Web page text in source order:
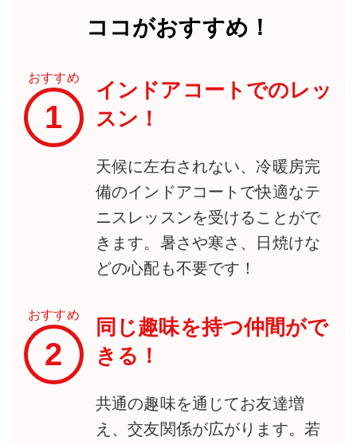
ココがおすすめ！
おすすめ
1
インドアコートでのレッ
スン！
天候に左右されない、冷暖房完
備のインドアコートで快適なテ
ニスレッスンを受けることがで
きます。暑さや寒さ、日焼けな
どの心配も不要です！
おすすめ
2
同じ趣味を持つ仲間がで
きる！
共通の趣味を通じてお友達増
え、交友関係が広がります。若